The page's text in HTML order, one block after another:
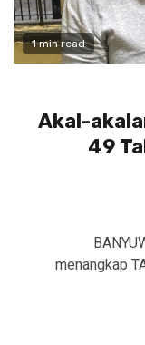
1 min read
Akal-
49
menangkap